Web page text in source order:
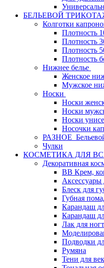
БЕЛЬЕВОЙ
Колготки
Плотность
Плотность
Плотность
Плотность
Нижнее белье
Женское
Мужское
Носки
Носки
Носки
Носки
Носочки
Чулки
КОСМЕТИКА ДЛЯ
Декоративная
BB Крем,
Аксессуары
Блеск для
Губная
Карандаш
Карандаш
Лак для
Подводки
Румяна
Тени для век